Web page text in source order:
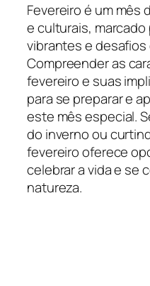
Fevereiro é um
e culturais,
vibrantes e desafios
Compreender as
fevereiro e suas
para se preparar e
este mês especial.
do inverno ou
fevereiro oferece
celebrar a vida e se
natureza.